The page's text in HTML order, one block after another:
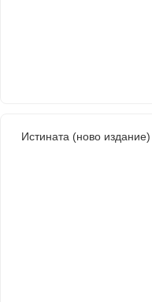
Истината (ново издание)